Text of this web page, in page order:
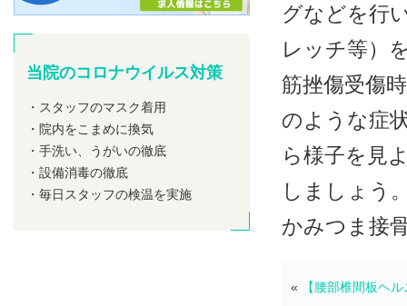
グなどを行
レッチ等）
筋挫傷受傷
のような症
ら様子を見
しましょう
かみつま接
« 【腰部椎間板ヘ
当院のコロナウイルス対策
・スタッフのマスク着用
・院内をこまめに換気
・手洗い、うがいの徹底
・設備消毒の徹底
・毎日スタッフの検温を実施